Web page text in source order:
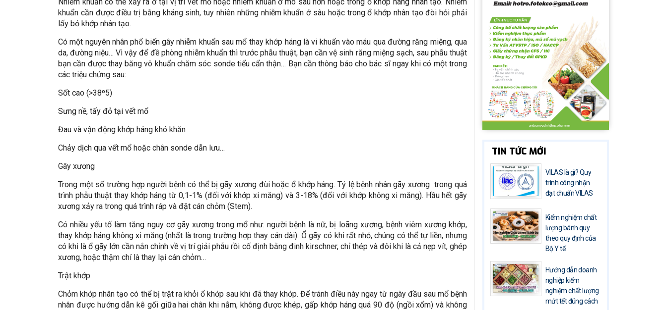
khuẩn cần được điều trị bằng kháng sinh, tuy nhiên những nhiễm khuẩn ở sâu hoặc trong ổ khớp nhân tạo đòi hỏi phải
lấy bỏ khớp nhân tạo.
Có một nguyên nhân phổ biến gây nhiễm khuẩn sau mổ thay khớp háng là vi khuẩn vào máu qua đường răng miệng, qua
da, đường niệu… Vì vậy để đề phòng nhiễm khuẩn thì trước phẫu thuật, bạn cần vệ sinh răng miệng sạch, sau phẫu thuật
bạn cần được thay băng vô khuẩn chăm sóc sonde tiểu cẩn thận… Bạn cần thông báo cho bác sĩ ngay khi có một trong
các triệu chứng sau:
Sốt cao (>38º5)
Sưng nề, tấy đỏ tại vết mổ
Đau và vận động khớp háng khó khăn
Chảy dịch qua vết mổ hoặc chân sonde dẫn lưu…
Gãy xương
Trong một số trường hợp người bệnh có thể bị gãy xương đùi hoặc ổ khớp háng. Tỷ lệ bệnh nhân gãy xương trong quá
trình phẫu thuật thay khớp háng từ 0,1-1% (đối với khớp xi măng) và 3-18% (đối với khớp không xi măng). Hầu hết gãy
xương xảy ra trong quá trình ráp và đặt cán chỏm (Stem).
Có nhiều yếu tố làm tăng nguy cơ gãy xương trong mổ như: người bệnh là nữ, bị loãng xương, bệnh viêm xương khớp,
thay khớp háng không xi măng (nhất là trong trường hợp thay cán dài). Ổ gãy có khi rất nhỏ, chúng có thể tự liền, nhưng
có khi là ổ gãy lớn cần nắn chỉnh về vị trí giải phẫu rồi cố định bằng đinh kirschner, chỉ thép và đôi khi là cả nẹp vít, ghép
xương, hoặc thậm chí là thay lại cán chỏm…
Trật khớp
Chỏm khớp nhân tạo có thể bị trật ra khỏi ổ khớp sau khi đã thay khớp. Để tránh điều này ngay từ ngày đầu sau mổ bệnh
nhân được hướng dẫn kê gối giữa hai chân khi nằm, không được khép, gấp khớp háng quá 90 độ (ngồi xổm) và không
TIN TỨC MỚI
VILAS là gì? Quy
trình công nhận
đạt chuẩn VILAS
Kiểm nghiệm chất
lượng bánh quy
theo quy định của
Bộ Y tế
Hướng dẫn doanh
nghiệp kiểm
nghiệm chất lượng
mứt tết đúng cách